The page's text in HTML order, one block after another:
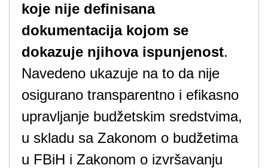
koje nije definisana
dokumentacija kojom se
dokazuje njihova ispunjenost.
Navedeno ukazuje na to da nije
osigurano transparentno i efikasno
upravljanje budžetskim sredstvima,
u skladu sa Zakonom o budžetima
u FBiH i Zakonom o izvršavanju